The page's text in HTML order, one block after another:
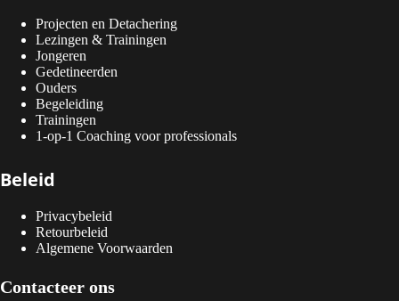
Projecten en Detachering
Lezingen & Trainingen
Jongeren
Gedetineerden
Ouders
Begeleiding
Trainingen
1-op-1 Coaching voor professionals
Beleid
Privacybeleid
Retourbeleid
Algemene Voorwaarden
Contacteer ons